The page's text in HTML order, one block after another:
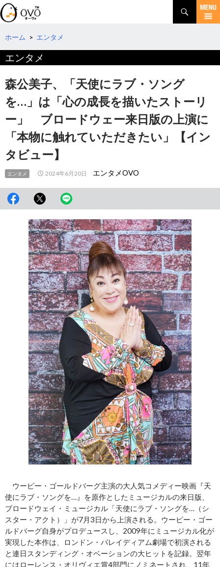
検
索
コ
テ
へ
移
動
ホーム > エンタメ
エンタメ
森公美子、「天使にラブ・ソング
を…」は「心の成長を描いたストーリ
ー」 ブロードウェー来日版の上演に
「本物に触れていただきたい」【イン
タビュー】
エンタメ 2024年6月20日 エンタメOVO
ウーピー・ゴールドバーグ主演の大人気コメディー映画『天
使にラブ・ソングを…』を原作としたミュージカルの来日版、
ブロードウェイ・ミュージカル「天使にラブ・ソングを…（シ
スター・アクト）」が7月3日から上演される。ウーピー・ゴー
ルドバーグ自身がプロデュースし、2009年にミュージカル化が
実現した本作は、ロンドン・パレイディアム劇場で初演される
と連日スタンディング・オベーションの大ヒットを記録。翌年
にはローレンス・オリヴィエ賞4部門にノミネートされ、11年